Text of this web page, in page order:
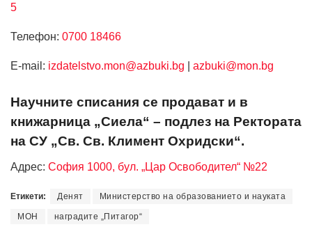
5
Телефон: 0700 18466
Е-mail: izdatelstvo.mon@azbuki.bg azbuki@mon.bg
Научните списания се продават и в
книжарница „Сиела“ – подлез на Ректората
на СУ „Св. Св. Климент Охридски“.
Адрес: София 1000, бул. „Цар Освободител“ №22
Етикети: Денят Министерство на образованието и науката
МОН наградите „Питагор“